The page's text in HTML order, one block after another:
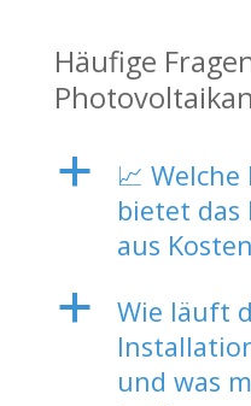
Häufige
a
📈
bietet das
aus
a
Wie läuft
und was